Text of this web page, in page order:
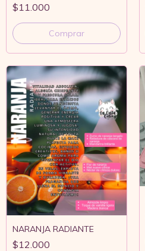
$11.000
Comprar
NARANJA RADIANTE
$12.000